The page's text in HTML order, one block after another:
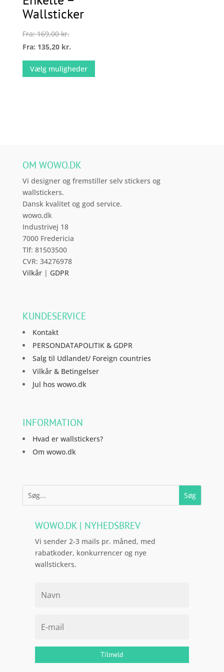
Wallsticker
Fra:169,00kr.
Fra: 135,20 kr.
Vælg muligheder
Dette
varesiden
OM WOWO.DK
Vi designer og fremstiller selv stickers og
wallstickers.
Dansk kvalitet og god service.
wowo.dk
Industrivej 18
7000 Fredericia
Tlf: 81503500
CVR: 34276978
Vilkår| GDPR
KUNDESERVICE
Kontakt
PERSONDATAPOLITIK & GDPR
Salg til Udlandet/ Foreign countries
Vilkår & Betingelser
Jul hos wowo.dk
INFORMATION
Hvad er wallstickers?
Om wowo.dk
WOWO.DK | NYHEDSBREV
Vi sender 2-3 mails pr. måned, med
rabatkoder, konkurrencer og nye
wallstickers.
Tilmeld